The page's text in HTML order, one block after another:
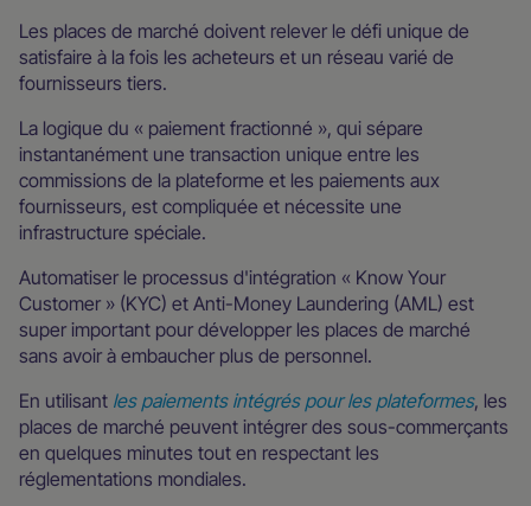
Les places de marché doivent relever le défi unique de
satisfaire à la fois les acheteurs et un réseau varié de
fournisseurs tiers.
La logique du « paiement fractionné », qui sépare
instantanément une transaction unique entre les
commissions de la plateforme et les paiements aux
fournisseurs, est compliquée et nécessite une
infrastructure spéciale.
Automatiser le processus d'intégration « Know Your
Customer » (KYC) et Anti-Money Laundering (AML) est
super important pour développer les places de marché
sans avoir à embaucher plus de personnel.
En utilisant les paiements intégrés pour les plateformes, les
places de marché peuvent intégrer des sous-commerçants
en quelques minutes tout en respectant les
réglementations mondiales.